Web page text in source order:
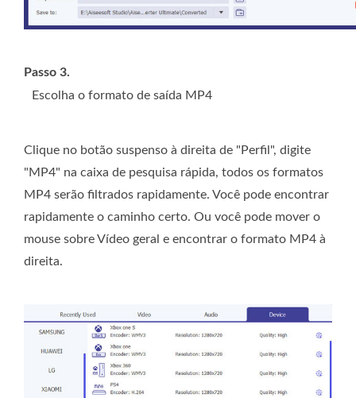
Passo 3.
Escolha o formato de saída MP4
Clique no botão suspenso à direita de "Perfil", digite
"MP4" na caixa de pesquisa rápida, todos os formatos
MP4 serão filtrados rapidamente. Você pode encontrar
rapidamente o caminho certo. Ou você pode mover o
mouse sobre Vídeo geral e encontrar o formato MP4 à
direita.